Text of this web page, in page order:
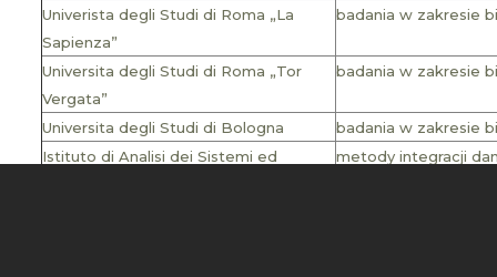
Univerista degli Studi di Roma „La
Sapienza”
badania w zakresie
Universita degli Studi di Roma „Tor
Vergata”
badania w zakresie
Universita degli Studi di Bologna
badania w zakresie
Istituto di Analisi dei Sistemi ed
metody integracji